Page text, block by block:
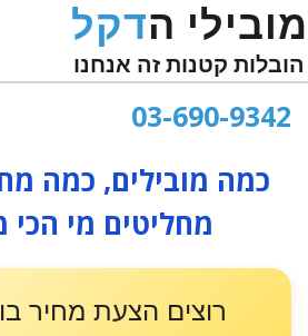
מובילי הדקל
הובלות קטנות זה אנחנו
03-690-9342
מחליטים מי
רוצים הצעת מחיר